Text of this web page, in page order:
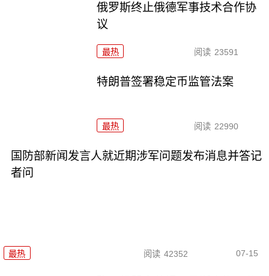
俄罗斯终止俄德军事技术合作协
议
最热 阅读 23591
特朗普签署稳定币监管法案
最热 阅读 22990
国防部新闻发言人就近期涉军问题发布消息并答记
者问
最热 阅读 42352 07-15